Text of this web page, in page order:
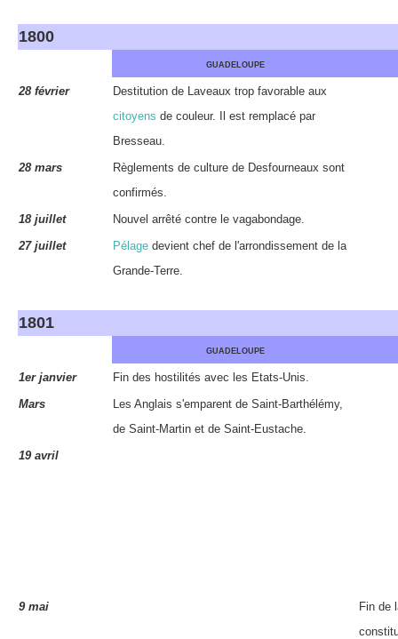
1800
GUADELOUPE
28 février
Destitution de Laveaux trop favorable aux
citoyens de couleur. Il est remplacé par
Bresseau.
28 mars
Règlements de culture de Desfourneaux sont
confirmés.
18 juillet
Nouvel arrêté contre le vagabondage.
27 juillet
Pélage devient chef de l'arrondissement de la
Grande-Terre.
1801
GUADELOUPE
1er janvier
Fin des hostilités avec les Etats-Unis.
Mars
Les Anglais s'emparent de Saint-Barthélémy,
de Saint-Martin et de Saint-Eustache.
19 avril
9 mai
Fin de